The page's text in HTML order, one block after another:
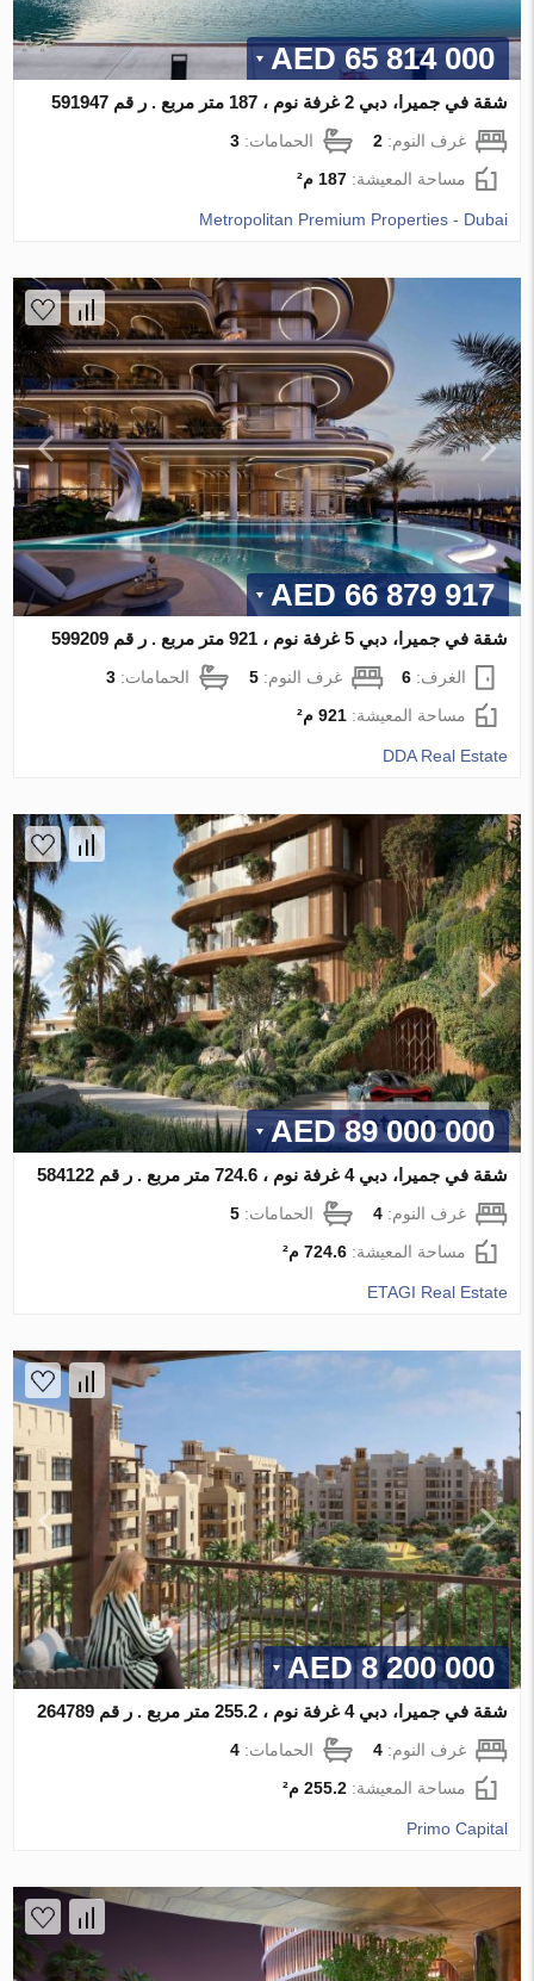
65 814 000 AED
شقة في جميرا، دبي 2 غرفة نوم ، 187 متر مربع . ر قم 591947
غرف النوم:2 الحمامات:3
مساحة المعيشة:187 م²
Metropolitan Premium Properties - Dubai
66 879 917 AED
شقة في جميرا، دبي 5 غرفة نوم ، 921 متر مربع . ر قم 599209
الغرف:6 غرف النوم:5 الحمامات:3
مساحة المعيشة:921 م²
DDA Real Estate
89 000 000 AED
شقة في جميرا، دبي 4 غرفة نوم ، 724.6 متر مربع . ر قم 584122
غرف النوم:4 الحمامات:5
مساحة المعيشة:724.6 م²
ETAGI Real Estate
8 200 000 AED
شقة في جميرا، دبي 4 غرفة نوم ، 255.2 متر مربع . ر قم 264789
غرف النوم:4 الحمامات:4
مساحة المعيشة:255.2 م²
Primo Capital